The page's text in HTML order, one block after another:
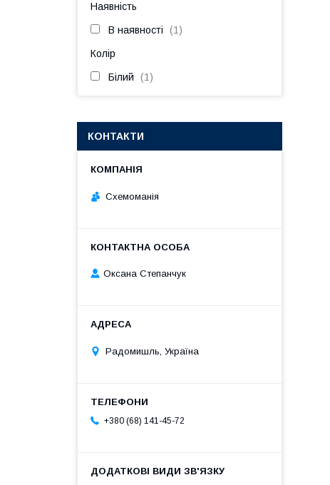
Наявність
В наявності 1
Колір
Білий 1
КОНТАКТИ
Схемоманія
Оксана Степанчук
Радомишль, Україна
+380 (68) 141-45-72